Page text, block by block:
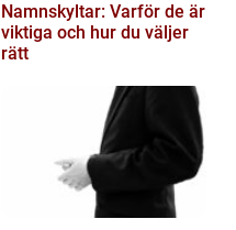
Namnskyltar: Varför de är
viktiga och hur du väljer
rätt